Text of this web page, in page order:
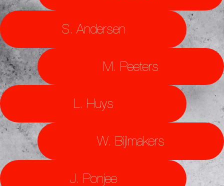
S. Andersen
M. Peeters
L. Huys
W. Bijlmakers
J. Ponjee